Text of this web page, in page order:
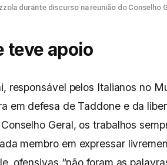
durante discurso na reunião do Conselho
teve apoio
responsável pelos Italianos no
em defesa de Taddone e da
Geral, os trabalhos
membro em expressar
ofensivas “não foram as